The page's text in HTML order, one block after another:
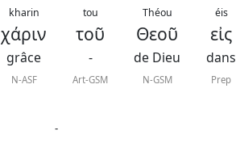
kharin
χάριν
grâce
N-ASF
tou
τοῦ
-
Art-GSM
Théou
Θεοῦ
de Dieu
N-GSM
éis
εἰς
dans
Prep
-